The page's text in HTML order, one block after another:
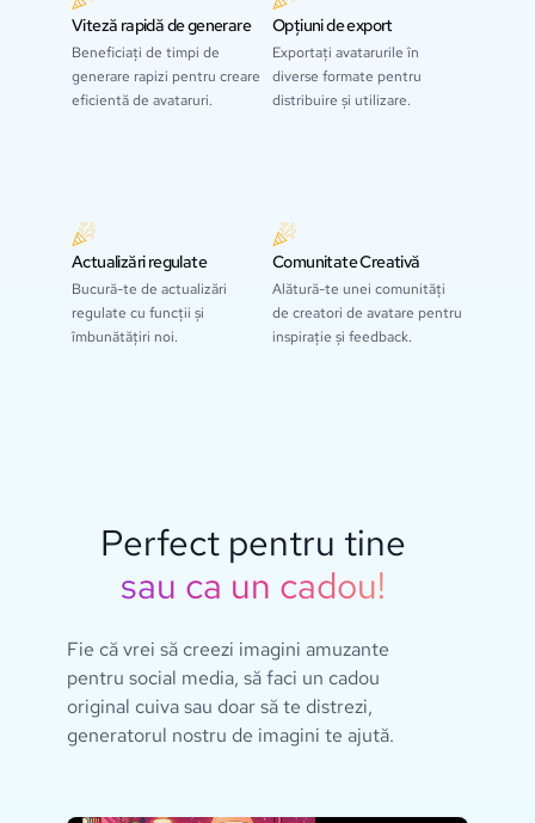
Viteză rapidă de generare
Beneficiați de timpi de
generare rapizi pentru creare
eficientă de avataruri.
Opțiuni de export
Exportați avatarurile în
diverse formate pentru
distribuire și utilizare.
Actualizări regulate
Bucură-te de actualizări
regulate cu funcții și
îmbunătățiri noi.
Comunitate Creativă
Alătură-te unei comunități
de creatori de avatare pentru
inspirație și feedback.
Perfect pentru tine
sau ca un cadou!
Fie că vrei să creezi imagini amuzante
pentru social media, să faci un cadou
original cuiva sau doar să te distrezi,
generatorul nostru de imagini te ajută.